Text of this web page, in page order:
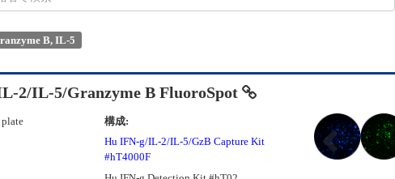
B, IL-5
2/IL-5/Granzyme B FluoroSpot
構成:
Hu IFN-g/IL-2/IL-5/GzB Capture Kit
#hT4000F
P
r
e
v